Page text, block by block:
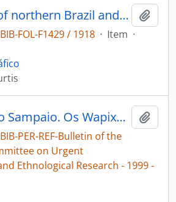
The Arawaks of northern Brazil and Southern British Guiana
FOL-F1429 / 1918 · Item ·
SILVA, Orlando Sampaio. Os Wapixána: síntese de uma situação de contato interétnico [Bulletin of the International Committee on Urgent Anthropological and Ethnological Research]
PER-REF-Bulletin of the
on Urgent
Ethnological Research - 1999 -